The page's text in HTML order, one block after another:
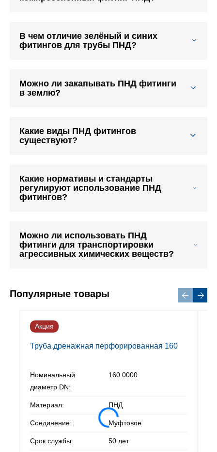
В чем отличие зелёный и синих
фитингов для трубы ПНД?
Можно ли закапывать ПНД фитинги
в землю?
Какие виды ПНД фитингов
существуют?
Какие нормативы и стандарты
регулируют использование ПНД
фитингов?
Можно ли использовать ПНД
фитинги для транспортировки
агрессивных химических веществ?
Популярные товары
Акция
Труба дренажная перфорированная 160
Номинальный
диаметр DN:
160.0000
Материал: ПНД
Соединение: Муфтовое
Срок службы: 50 лет